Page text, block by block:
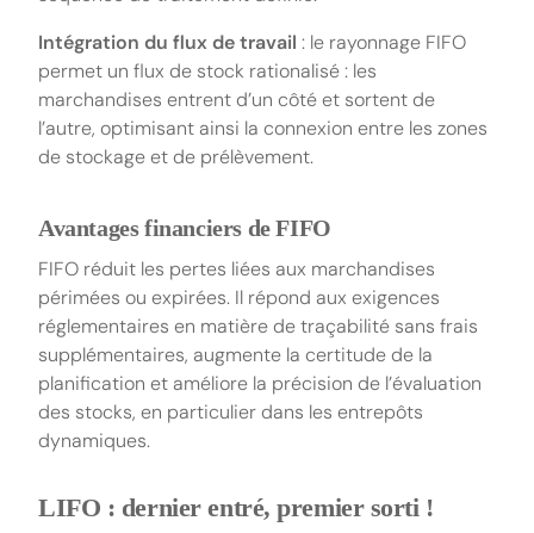
Intégration du flux de travail : le rayonnage FIFO
permet un flux de stock rationalisé : les
marchandises entrent d’un côté et sortent de
l’autre, optimisant ainsi la connexion entre les zones
de stockage et de prélèvement.
Avantages financiers de FIFO
FIFO réduit les pertes liées aux marchandises
périmées ou expirées. Il répond aux exigences
réglementaires en matière de traçabilité sans frais
supplémentaires, augmente la certitude de la
planification et améliore la précision de l’évaluation
des stocks, en particulier dans les entrepôts
dynamiques.
LIFO : dernier entré, premier sorti !